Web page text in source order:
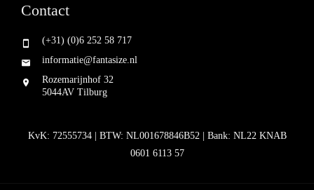
Contact
(+31) (0)6 252 58 717
informatie@fantasize.nl
Rozemarijnhof 32
5044AV Tilburg
KvK: 72555734 | BTW: NL001678846B52 | Bank: NL22 KNAB
0601 6113 57